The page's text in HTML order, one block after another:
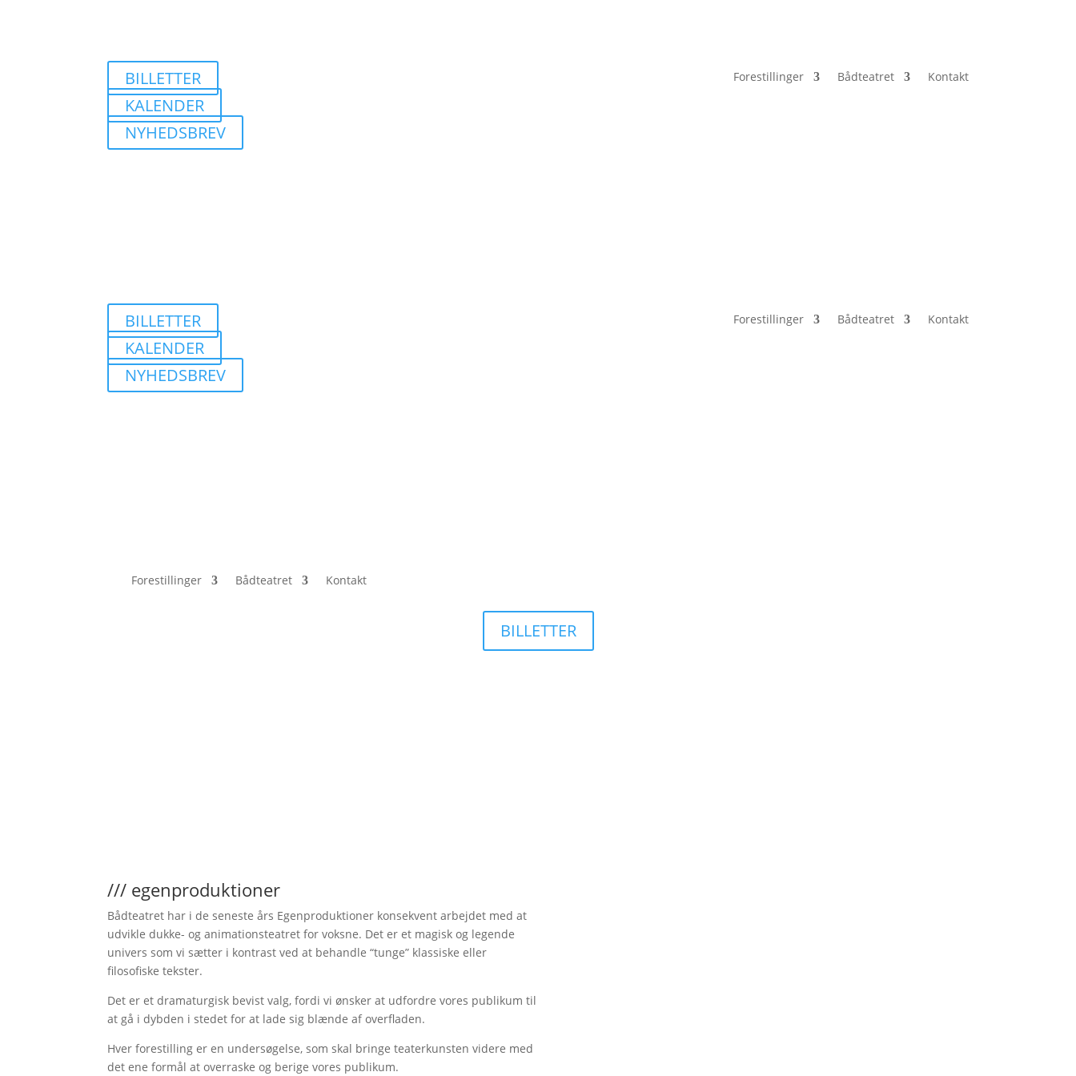
BILLETTER
KALENDER
NYHEDSBREV
Forestillinger Bådteatret Kontakt
BILLETTER
KALENDER
NYHEDSBREV
Forestillinger Bådteatret Kontakt
Forestillinger Bådteatret Kontakt
BILLETTER
/// egenproduktioner
Bådteatret har i de seneste års Egenproduktioner konsekvent arbejdet med at
udvikle dukke- og animationsteatret for voksne. Det er et magisk og legende
univers som vi sætter i kontrast ved at behandle “tunge” klassiske eller
filosofiske tekster.
Det er et dramaturgisk bevist valg, fordi vi ønsker at udfordre vores publikum til
at gå i dybden i stedet for at lade sig blænde af overfladen.
Hver forestilling er en undersøgelse, som skal bringe teaterkunsten videre med
det ene formål at overraske og berige vores publikum.